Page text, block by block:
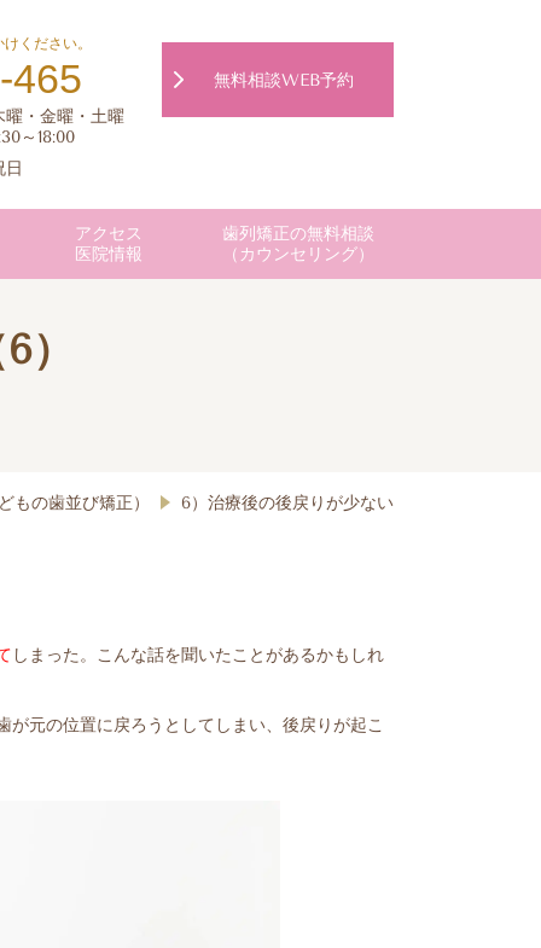
ください。
465
・金曜・土曜
～18:00
日
無料相談WEB予約
アクセス
医院情報
歯列矯正の無料相談
（カウンセリング）
もの歯並び矯正） 6）治療後の後戻りが少ない
しまった。こんな話を聞いたことがあるかもしれ
が元の位置に戻ろうとしてしまい、後戻りが起こ